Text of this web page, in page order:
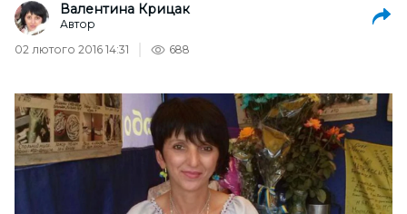
Валентина Крицак
Автор
02 лютого 2016 14:31
688